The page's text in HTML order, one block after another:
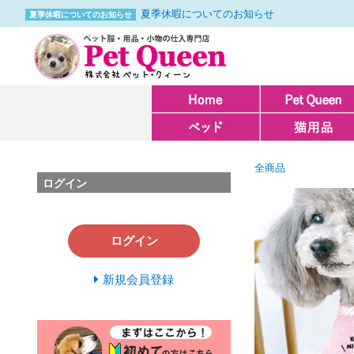
夏季休暇についてのお知らせ 夏季休暇についてのお知らせ
全商品
ログイン
ログイン
新規会員登録